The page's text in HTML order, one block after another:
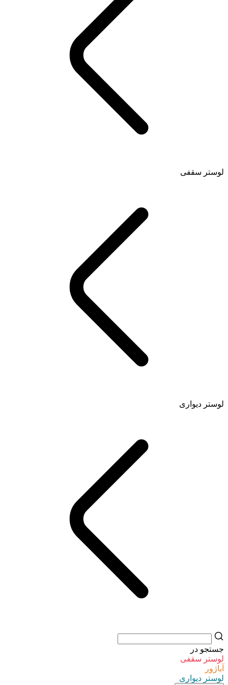
لوستر سقفی
لوستر دیواری
جستجو در
لوستر سقفی
آباژور
لوستر دیواری